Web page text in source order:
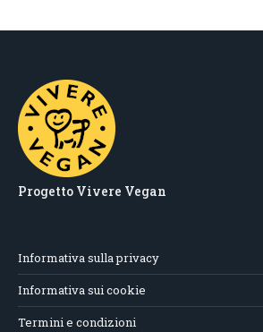
Progetto Vivere Vegan
Informativa sulla privacy
Informativa sui cookie
Termini e condizioni